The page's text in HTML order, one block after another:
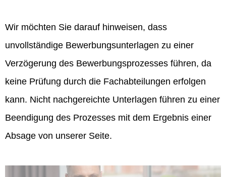
Wir möchten Sie darauf hinweisen, dass
unvollständige Bewerbungsunterlagen zu einer
Verzögerung des Bewerbungsprozesses führen, da
keine Prüfung durch die Fachabteilungen erfolgen
kann. Nicht nachgereichte Unterlagen führen zu einer
Beendigung des Prozesses mit dem Ergebnis einer
Absage von unserer Seite.